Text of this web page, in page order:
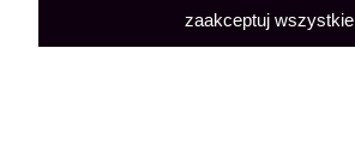
zaakceptuj wszystkie